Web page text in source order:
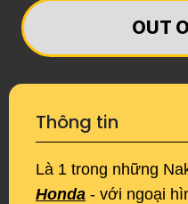
​​​​​​​OUT
Thông tin
Là 1 trong những
Honda - với ngoại